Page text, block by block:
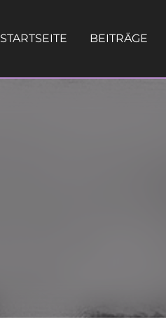
STARTSEITE BEITRÄGE